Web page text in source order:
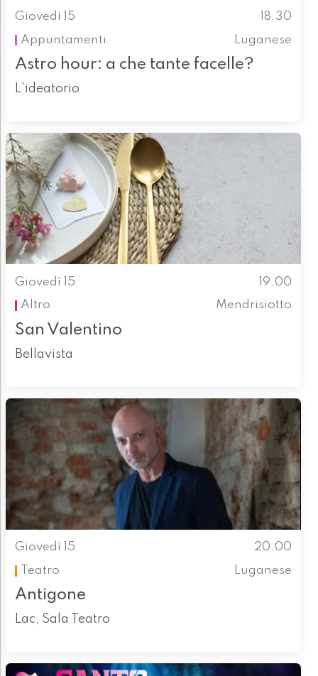
Giovedì 15
18.30
Appuntamenti
Luganese
Astro hour: a che tante facelle?
L'ideatorio
Giovedì 15
19.00
Altro
Mendrisiotto
San Valentino
Bellavista
Giovedì 15
20.00
Teatro
Luganese
Antigone
Lac, Sala Teatro